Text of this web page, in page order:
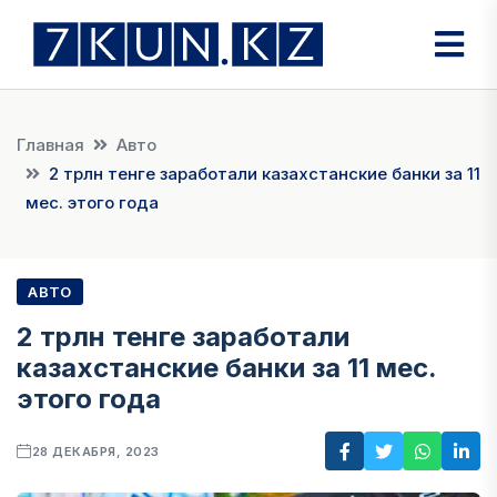
Главная
Авто
2 трлн тенге заработали казахстанские банки за 11
мес. этого года
АВТО
2 трлн тенге заработали
казахстанские банки за 11 мес.
этого года
28 ДЕКАБРЯ, 2023